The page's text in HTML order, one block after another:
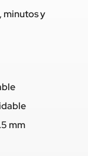
minutos y
mm